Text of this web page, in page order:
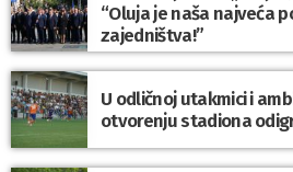
“Oluja je naša najveća
zajedništva!”
U odličnoj utakmici i
otvorenju stadiona